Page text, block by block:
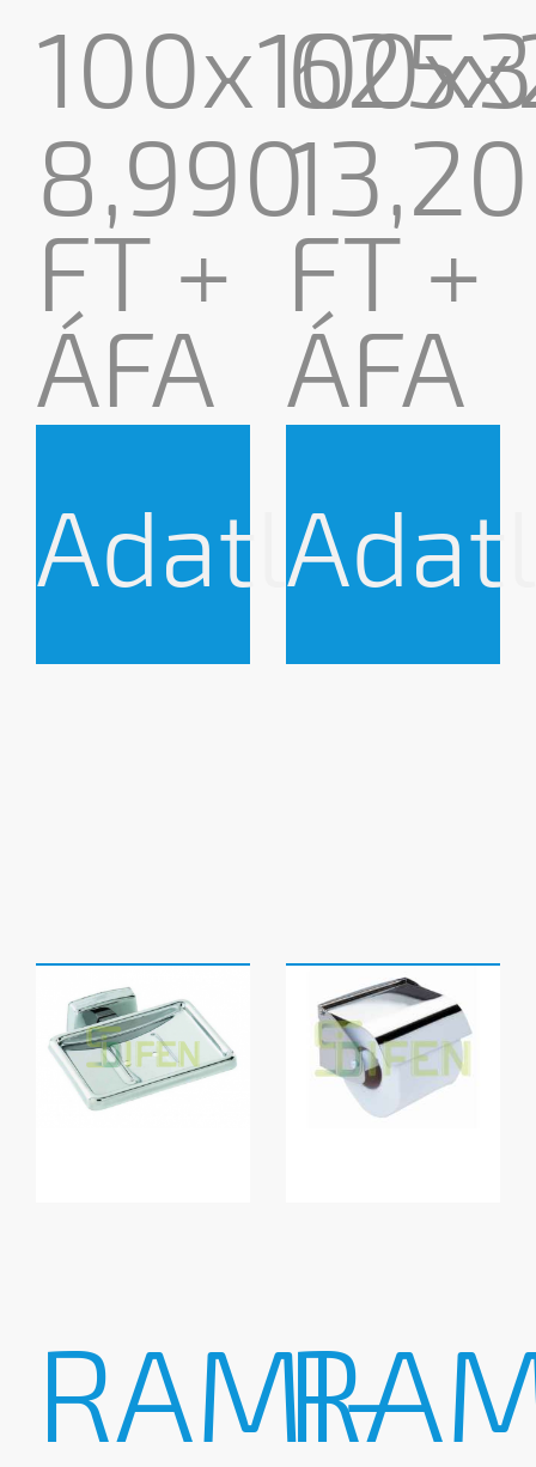
8,990
FT +
ÁFA
Adatlap
FT +
ÁFA
RAMI-